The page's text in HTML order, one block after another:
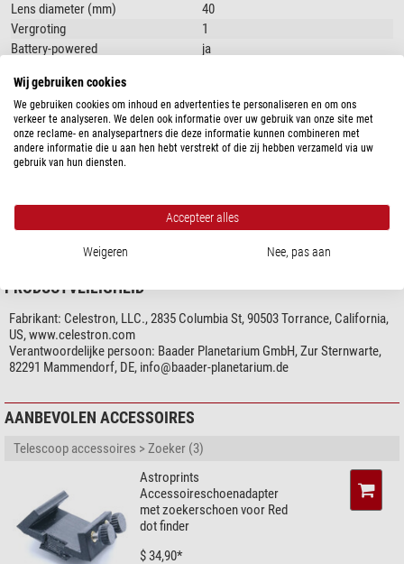
Schmidt-Cassegrain, klein
voor kleine telescopen met zwaluwstaart
voor kleine telescopen met voorgeboorde schroefdraad
Lens diameter (mm)
40
Vergroting
1
Battery-powered
ja
Algemeen
Gewicht (g)
142
Lengte (cm)
15
Breedte (cm)
Type
Zoeker
Ontwerp
Red dot zoekers
PRODUCTVEILIGHEID
Fabrikant: Celestron, LLC., 2835 Columbia St, 90503 Torrance, California,
US, www.celestron.com
Verantwoordelijke persoon: Baader Planetarium GmbH, Zur Sternwarte,
82291 Mammendorf, DE, info@baader-planetarium.de
AANBEVOLEN ACCESSOIRES
Telescoop accessoires > Zoeker (3)
Astroprints
Accessoireschoenadapter
met zoekerschoen voor Red
dot finder
$ 34,90*
Wij gebruiken cookies
We gebruiken cookies om inhoud en advertenties te personaliseren en om ons
verkeer te analyseren. We delen ook informatie over uw gebruik van onze site met
onze reclame- en analysepartners die deze informatie kunnen combineren met
andere informatie die u aan hen hebt verstrekt of die zij hebben verzameld via uw
gebruik van hun diensten.
Accepteer alles
Weigeren Nee, pas aan